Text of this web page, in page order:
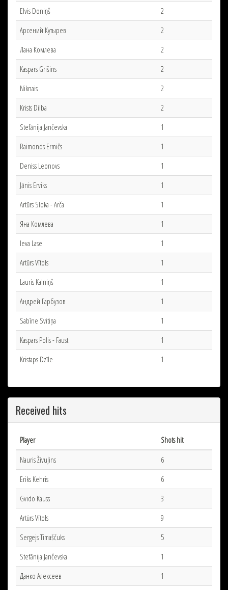
Elvis Doniņš
2
Арсений Кутырев
2
Лана Комлева
2
Kaspars Grišins
2
Niknais
2
Krists Dilba
2
Stefānija Jančevska
1
Raimonds Ermičs
1
Deniss Leonovs
1
Jānis Erviks
1
Artūrs Sloka - Arča
1
Яна Комлева
1
Ieva Lase
1
Artūrs Vītols
1
Lauris Kalniņš
1
Андрей Гарбузов
1
Sabīne Svitiņa
1
Kaspars Polis - Faust
1
Kristaps Dzīle
1
Received hits
Player
Shots hit
Nauris Živuļins
6
Eriks Kehris
6
Gvido Kauss
3
Artūrs Vītols
9
Sergejs Timaščuks
5
Stefānija Jančevska
1
Данко Алексеев
1